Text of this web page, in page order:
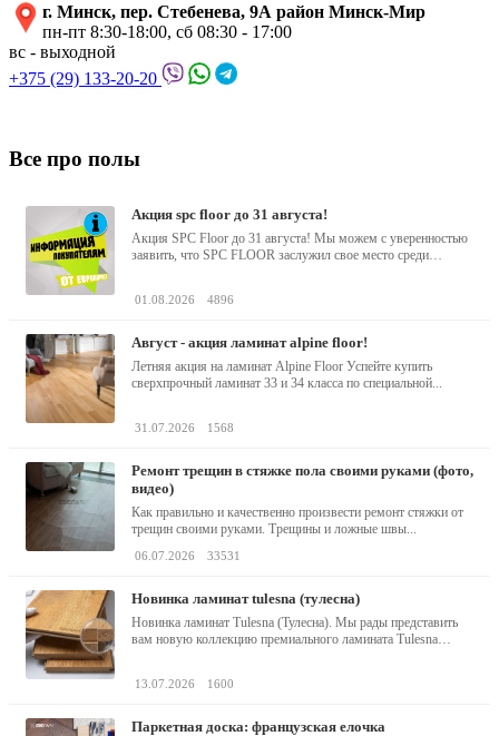
г. Минск, пер. Стебенева, 9А район Минск-Мир
пн-пт 8:30-18:00, сб 08:30 - 17:00
вс - выходной
+375 (29) 133-20-20
Все про полы
акция spc floor до 31 августа!
Акция SPC Floor до 31 августа! Мы можем с уверенностью
заявить, что SPC FLOOR заслужил свое место среди
01.08.2026 4896
август - акция ламинат alpine floor!
Летняя акция на ламинат Alpine Floor Успейте купить
сверхпрочный ламинат 33 и 34 класса по специальной...
31.07.2026 1568
ремонт трещин в стяжке пола своими руками (фото,
видео)
Как правильно и качественно произвести ремонт стяжки от
трещин своими руками. Трещины и ложные швы...
06.07.2026 33531
новинка ламинат tulesna (тулесна)
Новинка ламинат Tulesna (Тулесна). Мы рады представить
вам новую коллекцию премиального ламината Tulesna
13.07.2026 1600
паркетная доска: французская елочка